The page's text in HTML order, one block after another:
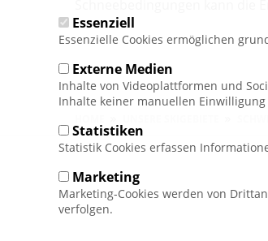
Pfadnavigation
Essenziell
Essenzielle Cookies ermöglichen
Externe Medien
Inhalte von Videoplattformen und
Inhalte keiner manuellen
Statistiken
Statistik Cookies erfassen
Marketing
Marketing-Cookies werden von
verfolgen.